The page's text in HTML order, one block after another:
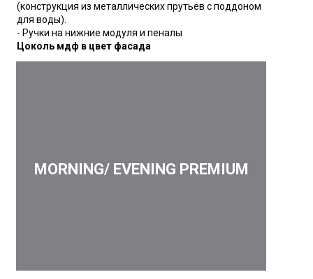
MORNING/ EVENING PREMIUM
(конструкция из металлических прутьев с поддоном
для воды).
- Ручки на нижние модуля и пеналы
Цоколь мдф в цвет фасада